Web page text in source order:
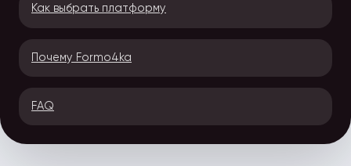
Как выбрать платформу
Почему Formo4ka
FAQ